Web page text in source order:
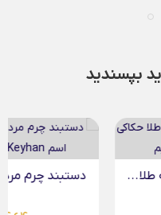
بپسندید
دستبند چرم مردانه طلا...